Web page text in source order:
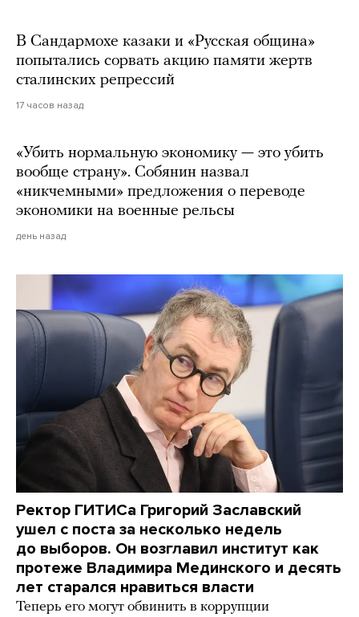
В Сандармохе казаки и «Русская община»
попытались сорвать акцию памяти жертв
сталинских репрессий
17 часов назад
«Убить нормальную экономику — это убить
вообще страну». Собянин назвал
«никчемными» предложения о переводе
экономики на военные рельсы
день назад
Ректор ГИТИСа Григорий Заславский
ушел с поста за несколько недель
до выборов. Он возглавил институт как
протеже Владимира Мединского и десять
лет старался нравиться власти
Теперь его могут обвинить в коррупции